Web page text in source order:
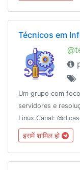
05Conheça
Técnicos em
Um grupo com
servidores e
Linux.Canal:
इसमें शामिल हो